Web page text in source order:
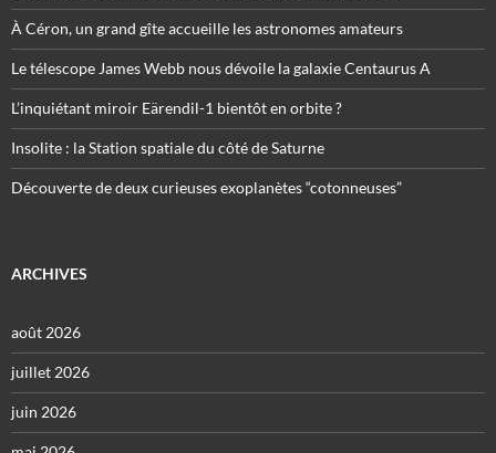
À Céron, un grand gîte accueille les astronomes amateurs
Le télescope James Webb nous dévoile la galaxie Centaurus A
L’inquiétant miroir Eärendil-1 bientôt en orbite ?
Insolite : la Station spatiale du côté de Saturne
Découverte de deux curieuses exoplanètes “cotonneuses”
ARCHIVES
août 2026
juillet 2026
juin 2026